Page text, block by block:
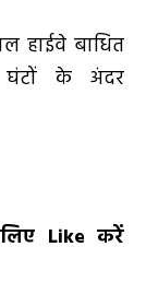
हाईवे बाधित
के अंदर
Likeकरें